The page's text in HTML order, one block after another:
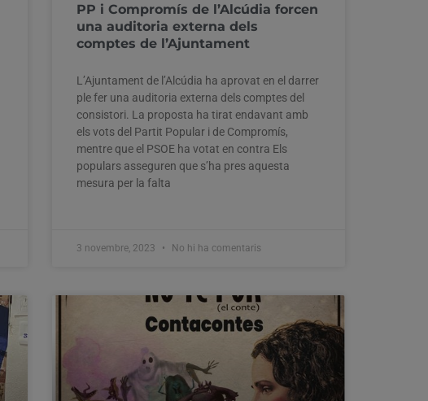
PP i Compromís de l’Alcúdia forcen
una auditoria externa dels
comptes de l’Ajuntament
L’Ajuntament de l’Alcúdia ha aprovat en el darrer
ple fer una auditoria externa dels comptes del
consistori. La proposta ha tirat endavant amb
els vots del Partit Popular i de Compromís,
mentre que el PSOE ha votat en contra Els
populars asseguren que s’ha pres aquesta
mesura per la falta
3 novembre, 2023 No hi ha comentaris